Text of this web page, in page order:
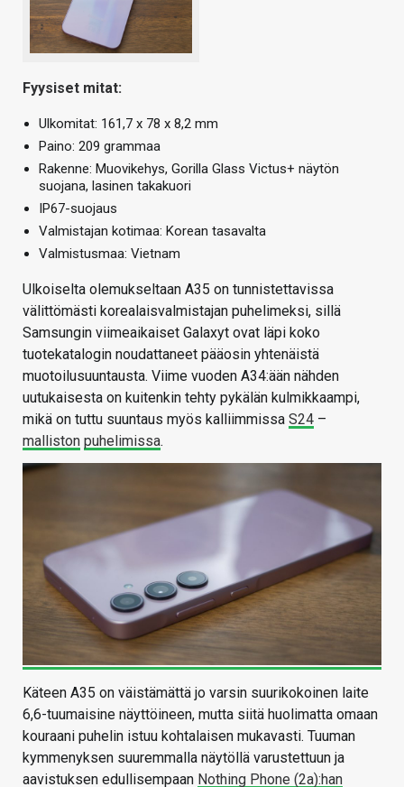
Fyysiset mitat:
Ulkomitat: 161,7 x 78 x 8,2 mm
Paino: 209 grammaa
Rakenne: Muovikehys, Gorilla Glass Victus+ näytön
suojana, lasinen takakuori
IP67-suojaus
Valmistajan kotimaa: Korean tasavalta
Valmistusmaa: Vietnam
Ulkoiselta olemukseltaan A35 on tunnistettavissa
välittömästi korealaisvalmistajan puhelimeksi, sillä
Samsungin viimeaikaiset Galaxyt ovat läpi koko
tuotekatalogin noudattaneet pääosin yhtenäistä
muotoilusuuntausta. Viime vuoden A34:ään nähden
uutukaisesta on kuitenkin tehty pykälän kulmikkaampi,
mikä on tuttu suuntaus myös kalliimmissa S24 –
malliston puhelimissa.
Käteen A35 on väistämättä jo varsin suurikokoinen laite
6,6-tuumaisine näyttöineen, mutta siitä huolimatta omaan
kouraani puhelin istuu kohtalaisen mukavasti. Tuuman
kymmenyksen suuremmalla näytöllä varustettuun ja
aavistuksen edullisempaan Nothing Phone (2a):han